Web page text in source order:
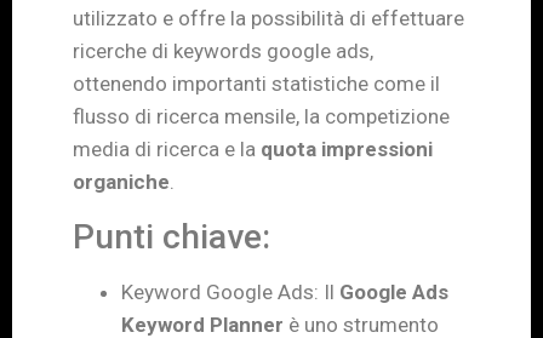
utilizzato e offre la possibilità di effettuare
ricerche di keywords google ads,
ottenendo importanti statistiche come il
flusso di ricerca mensile, la competizione
media di ricerca e la quota impressioni
organiche.
Punti chiave:
Keyword Google Ads: Il Google Ads
Keyword Planner è uno strumento